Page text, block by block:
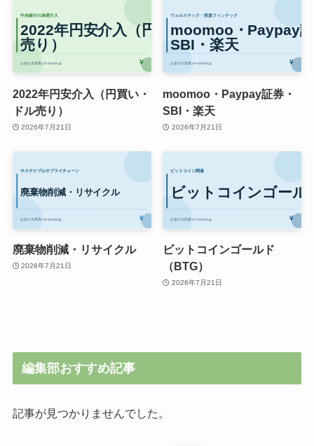
2022年円安介入（円買い・
ドル売り）
2026年7月21日
moomoo・Paypay証券・
SBI・楽天
2026年7月21日
廃棄物削減・リサイクル
2026年7月21日
ビットコインゴールド
（BTG）
2026年7月21日
編集部おすすめ記事
記事が見つかりませんでした。